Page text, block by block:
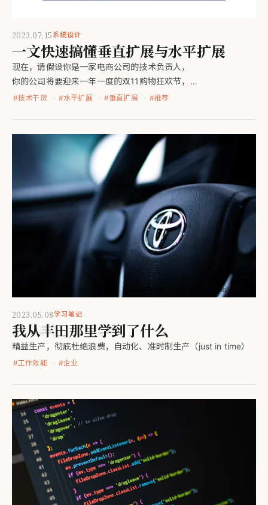
2023.07.15系统设计
一文快速搞懂垂直扩展与水平扩展
现在，请假设你是一家电商公司的技术负责人，
你的公司将要迎来一年一度的双11购物狂欢节，
你需要为公司的网站做好充分的准备，
#技术干货 #水平扩展 #垂直扩展 #推荐
2023.05.08学习笔记
我从丰田那里学到了什么
精益生产，彻底杜绝浪费，自动化、准时制生产（just in time）
#工作效能 #企业